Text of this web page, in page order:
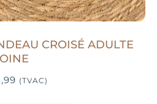
CROISÉ ADULTE
(TVAC)